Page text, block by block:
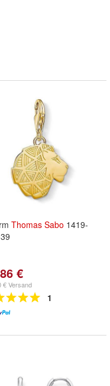
Thomas Sabo 1419-
€
€ Versand
1